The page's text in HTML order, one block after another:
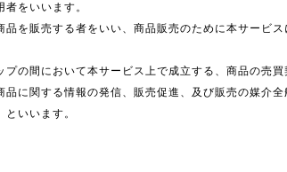
者をいいます。
品を販売する者をいい、商品販売のために本サービ
プの間において本サービス上で成立する、商品の売買
品に関する情報の発信、販売促進、及び販売の媒介
いいます。